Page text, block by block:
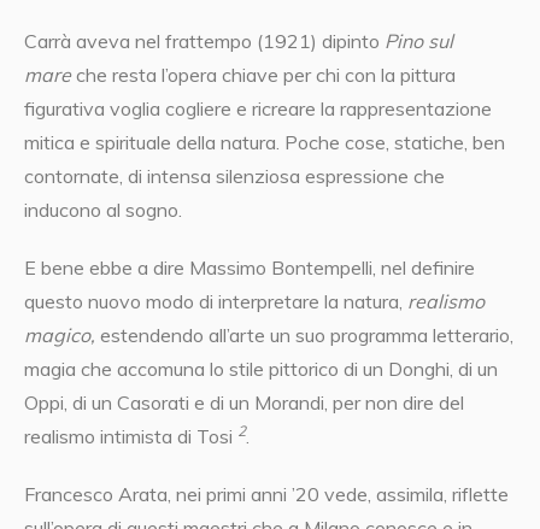
Carrà aveva nel frattempo (1921) dipinto Pino sul
mareche resta l’opera chiave per chi con la pittura
figurativa voglia cogliere e ricreare la rappresentazione
mitica e spirituale della natura. Poche cose, statiche, ben
contornate, di intensa silenziosa espressione che
inducono al sogno.
E bene ebbe a dire Massimo Bontempelli, nel definire
questo nuovo modo di interpretare la natura, realismo
magico, estendendo all’arte un suo programma letterario,
magia che accomuna lo stile pittorico di un Donghi, di un
Oppi, di un Casorati e di un Morandi, per non dire del
realismo intimista di Tosi 2.
Francesco Arata, nei primi anni ’20 vede, assimila, riflette